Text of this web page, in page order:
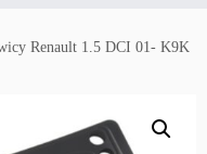
Renault 1.5 DCI 01- K9K